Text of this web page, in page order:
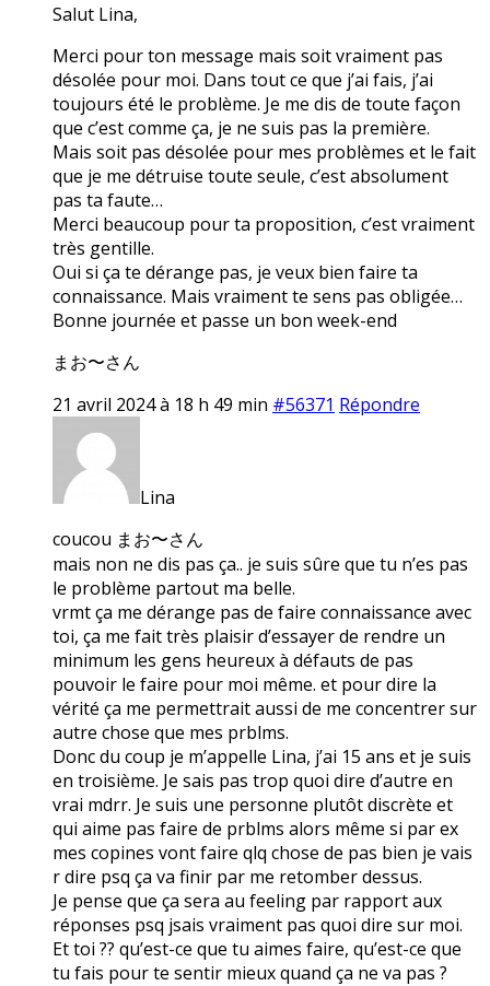
Salut Lina,
Merci pour ton message mais soit vraiment pas
désolée pour moi. Dans tout ce que j’ai fais, j’ai
toujours été le problème. Je me dis de toute façon
que c’est comme ça, je ne suis pas la première.
Mais soit pas désolée pour mes problèmes et le fait
que je me détruise toute seule, c’est absolument
pas ta faute…
Merci beaucoup pour ta proposition, c’est vraiment
très gentille.
Oui si ça te dérange pas, je veux bien faire ta
connaissance. Mais vraiment te sens pas obligée…
Bonne journée et passe un bon week-end
まお〜さん
21 avril 2024 à 18 h 49 min #56371 Répondre
Lina
coucou まお〜さん
mais non ne dis pas ça.. je suis sûre que tu n’es pas
le problème partout ma belle.
vrmt ça me dérange pas de faire connaissance avec
toi, ça me fait très plaisir d’essayer de rendre un
minimum les gens heureux à défauts de pas
pouvoir le faire pour moi même. et pour dire la
vérité ça me permettrait aussi de me concentrer sur
autre chose que mes prblms.
Donc du coup je m’appelle Lina, j’ai 15 ans et je suis
en troisième. Je sais pas trop quoi dire d’autre en
vrai mdrr. Je suis une personne plutôt discrète et
qui aime pas faire de prblms alors même si par ex
mes copines vont faire qlq chose de pas bien je vais
r dire psq ça va finir par me retomber dessus.
Je pense que ça sera au feeling par rapport aux
réponses psq jsais vraiment pas quoi dire sur moi.
Et toi ?? qu’est-ce que tu aimes faire, qu’est-ce que
tu fais pour te sentir mieux quand ça ne va pas ?